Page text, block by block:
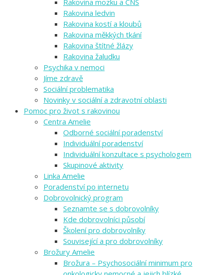
Rakovina mozku a CNS
Rakovina ledvin
Rakovina kostí a kloubů
Rakovina měkkých tkání
Rakovina štítné žlázy
Rakovina žaludku
Psychika v nemoci
Jíme zdravě
Sociální problematika
Novinky v sociální a zdravotní oblasti
Pomoc pro život s rakovinou
Centra Amelie
Odborné sociální poradenství
Individuální poradenství
Individuální konzultace s psychologem
Skupinové aktivity
Linka Amelie
Poradenství po internetu
Dobrovolnický program
Seznamte se s dobrovolníky
Kde dobrovolníci působí
Školení pro dobrovolníky
Související a pro dobrovolníky
Brožury Amelie
Brožura – Psychosociální minimum pro